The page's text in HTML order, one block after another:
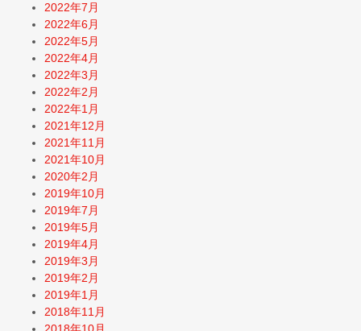
2022年7月
2022年6月
2022年5月
2022年4月
2022年3月
2022年2月
2022年1月
2021年12月
2021年11月
2021年10月
2020年2月
2019年10月
2019年7月
2019年5月
2019年4月
2019年3月
2019年2月
2019年1月
2018年11月